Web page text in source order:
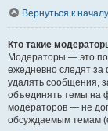
Вернуться к началу
Кто такие
Модераторы — это
ежедневно следят
удалять сообщения,
объединять темы на
модераторов — не
обсуждаемым темам